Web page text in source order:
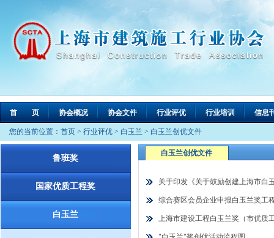
首 页 协会概况 协会文件 行业评优 行业培训 信息
您的当前位置： 首页 > 行业评优 > 白玉兰 > 白玉兰创优文件
鲁班奖
国家优质工程奖
白玉兰
白玉兰创优文件
关于印发《关于鼓励创建上海市白
综合赛区会员企业申报白玉兰奖工
上海市建设工程白玉兰奖（市优质